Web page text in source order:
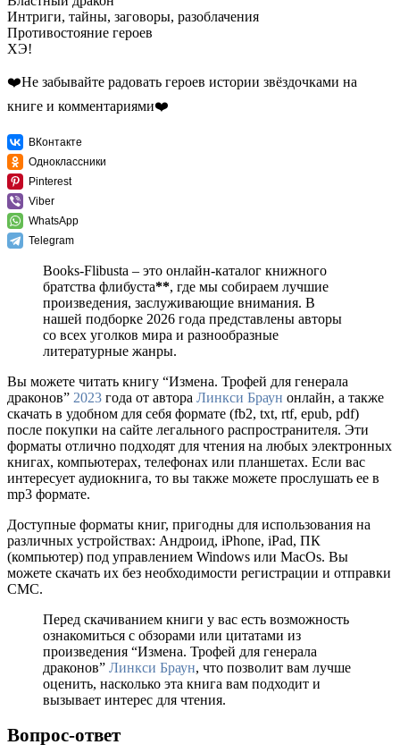
Интриги, тайны, заговоры, разоблачения
Противостояние героев
ХЭ!
❤️Не забывайте радовать героев истории звёздочками на
книге и комментариями❤️
ВКонтакте
Одноклассники
Pinterest
Viber
WhatsApp
Telegram
Books-Flibusta – это онлайн-каталог книжного
братства флибуста**, где мы собираем лучшие
произведения, заслуживающие внимания. В
нашей подборке 2026 года представлены авторы
со всех уголков мира и разнообразные
литературные жанры.
Вы можете читать книгу “Измена. Трофей для генерала
драконов” 2023 года от автора Линкси Браун онлайн, а также
скачать в удобном для себя формате (fb2, txt, rtf, epub, pdf)
после покупки на сайте легального распространителя. Эти
форматы отлично подходят для чтения на любых электронных
книгах, компьютерах, телефонах или планшетах. Если вас
интересует аудиокнига, то вы также можете прослушать ее в
mp3 формате.
Доступные форматы книг, пригодны для использования на
различных устройствах: Андроид, iPhone, iPad, ПК
(компьютер) под управлением Windows или MacOs. Вы
можете скачать их без необходимости регистрации и отправки
СМС.
Перед скачиванием книги у вас есть возможность
ознакомиться с обзорами или цитатами из
произведения “Измена. Трофей для генерала
драконов” Линкси Браун, что позволит вам лучше
оценить, насколько эта книга вам подходит и
вызывает интерес для чтения.
Вопрос-ответ